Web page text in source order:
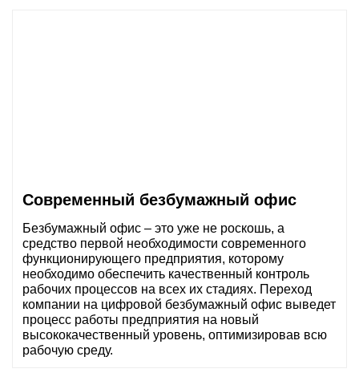
Современный безбумажный офис
Безбумажный офис – это уже не роскошь, а
средство первой необходимости современного
функционирующего предприятия, которому
необходимо обеспечить качественный контроль
рабочих процессов на всех их стадиях. Переход
компании на цифровой безбумажный офис выведет
процесс работы предприятия на новый
высококачественный уровень, оптимизировав всю
рабочую среду.